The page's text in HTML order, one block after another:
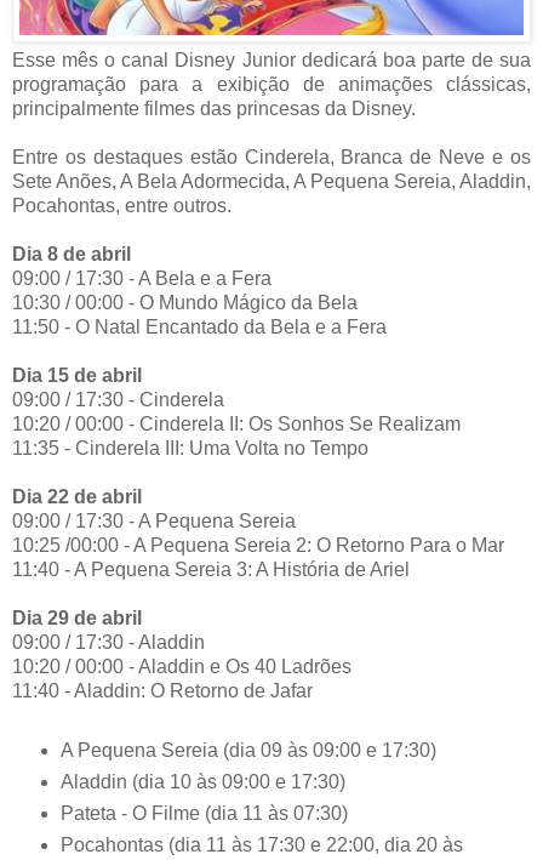
Esse mês o canal Disney Junior dedicará boa parte de sua
programação para a exibição de animações clássicas,
principalmente filmes das princesas da Disney.
Entre os destaques estão Cinderela, Branca de Neve e os
Sete Anões, A Bela Adormecida, A Pequena Sereia, Aladdin,
Pocahontas, entre outros.
Dia 8 de abril
09:00 / 17:30 - A Bela e a Fera
10:30 / 00:00 - O Mundo Mágico da Bela
11:50 - O Natal Encantado da Bela e a Fera
Dia 15 de abril
09:00 / 17:30 - Cinderela
10:20 / 00:00 - Cinderela II: Os Sonhos Se Realizam
11:35 - Cinderela III: Uma Volta no Tempo
Dia 22 de abril
09:00 / 17:30 - A Pequena Sereia
10:25 /00:00 - A Pequena Sereia 2: O Retorno Para o Mar
11:40 - A Pequena Sereia 3: A História de Ariel
Dia 29 de abril
09:00 / 17:30 - Aladdin
10:20 / 00:00 - Aladdin e Os 40 Ladrões
11:40 - Aladdin: O Retorno de Jafar
A Pequena Sereia (dia 09 às 09:00 e 17:30)
Aladdin (dia 10 às 09:00 e 17:30)
Pateta - O Filme (dia 11 às 07:30)
Pocahontas (dia 11 às 17:30 e 22:00, dia 20 às